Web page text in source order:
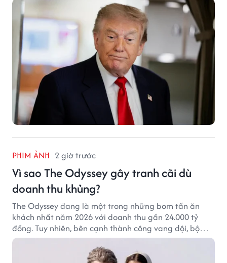
PHIM ẢNH 2 giờ trước
Vì sao The Odyssey gây tranh cãi dù
doanh thu khủng?
The Odyssey đang là một trong những bom tấn ăn
khách nhất năm 2026 với doanh thu gần 24.000 tỷ
đồng. Tuy nhiên, bên cạnh thành công vang dội, bộ
phim của Christopher Nolan cũng vấp phải không ít
tranh cãi từ khán giả.